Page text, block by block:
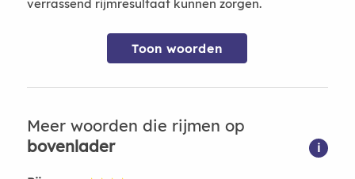
verrassend rijmresultaat kunnen zorgen.
Toon woorden
Meer woorden die rijmen op
bovenlader
i